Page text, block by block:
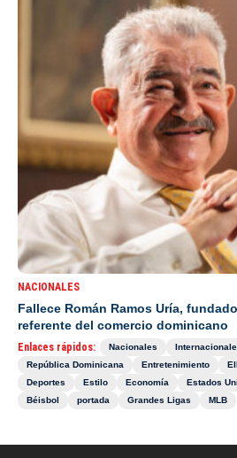
NACIONALES
Fallece Román Ramos Uría,
referente del comercio dominicano
Enlaces rápidos: Nacionales
República Dominicana
Entretenimiento
Deportes
Estilo Economía Estados
Béisbol
portada Grandes Ligas MLB